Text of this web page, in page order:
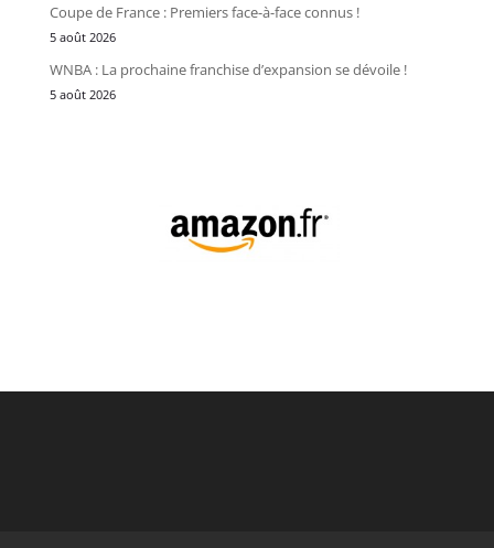
Coupe de France : Premiers face-à-face connus !
5 août 2026
WNBA : La prochaine franchise d’expansion se dévoile !
5 août 2026